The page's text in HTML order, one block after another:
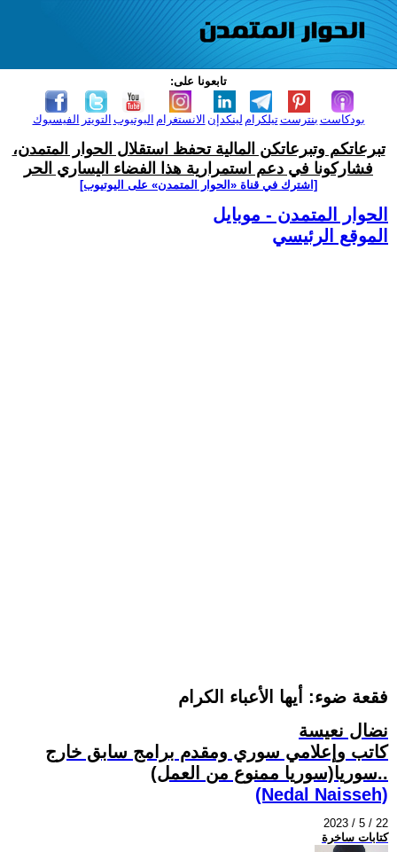
تابعونا على:
الفيسبوك التويتر اليوتيوب الانستغرام لينكدإن تيلكرامبنترست بودكاست
تبرعاتكم وتبرعاتكن المالية تحفظ استقلال الحوار المتمدن،
فشاركونا في دعم استمرارية هذا الفضاء اليساري الحر
[اشترك في قناة ‫«الحوار المتمدن» على اليوتيوب]
الحوار المتمدن - موبايل
الموقع الرئيسي
فقعة ضوء: أيها الأعباء الكرام
نضال نعيسة
كاتب وإعلامي سوري ومقدم برامج سابق خارج
سوريا(سوريا ممنوع من العمل)..
(Nedal Naisseh)
2023 / 5 / 22
كتابات ساخرة